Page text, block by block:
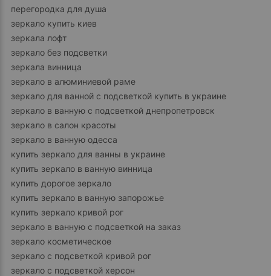
перегородка для душа
зеркало купить киев
зеркала лофт
зеркало без подсветки
зеркала винница
зеркало в алюминиевой раме
зеркало для ванной с подсветкой купить в украине
зеркало в ванную с подсветкой днепропетровск
зеркало в салон красоты
зеркало в ванную одесса
купить зеркало для ванны в украине
купить зеркало в ванную винница
купить дорогое зеркало
купить зеркало в ванную запорожье
купить зеркало кривой рог
зеркало в ванную с подсветкой на заказ
зеркало косметическое
зеркало с подсветкой кривой рог
зеркало с подсветкой херсон